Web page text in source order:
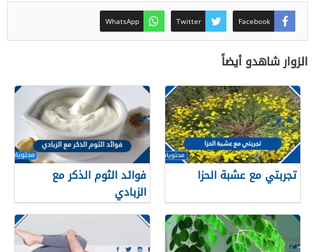
Facebook
Twitter
WhatsApp
الزوار شاهدو أيضاً
تجربتي مع عشبة الحزا
فوائد الثوم الذكر مع
الزبادي